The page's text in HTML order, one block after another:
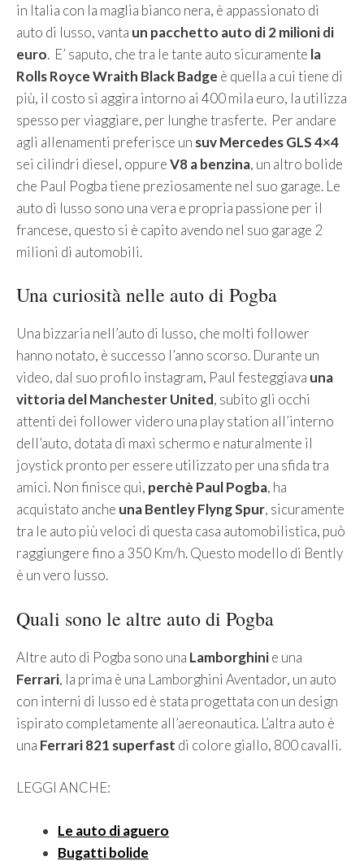
in Italia con la maglia bianco nera, è appassionato di
auto di lusso, vanta un pacchetto auto di 2 milioni di
euro. E’ saputo, che tra le tante auto sicuramente la
Rolls Royce Wraith Black Badge è quella a cui tiene di
più, il costo si aggira intorno ai 400 mila euro, la utilizza
spesso per viaggiare, per lunghe trasferte. Per andare
agli allenamenti preferisce un suv Mercedes GLS 4×4
sei cilindri diesel, oppureV8 a benzina, un altro bolide
che Paul Pogba tiene preziosamente nel suo garage. Le
auto di lusso sono una vera e propria passione per il
francese, questo si è capito avendo nel suo garage 2
milioni di automobili.
Una curiosità nelle auto di Pogba
Una bizzaria nell’auto di lusso, che molti follower
hanno notato, è successo l’anno scorso. Durante un
video, dal suo profilo instagram, Paul festeggiava una
vittoria del Manchester United, subito gli occhi
attenti dei follower videro una play station all’interno
dell’auto, dotata di maxi schermo e naturalmente il
joystick pronto per essere utilizzato per una sfida tra
amici. Non finisce qui, perchè Paul Pogba, ha
acquistato anche una Bentley Flyng Spur, sicuramente
tra le auto più veloci di questa casa automobilistica, può
raggiungere fino a 350 Km/h. Questo modello di Bently
è un vero lusso.
Quali sono le altre auto di Pogba
Altre auto di Pogba sono una Lamborghinie una
Ferrari, la prima è una Lamborghini Aventador, un auto
con interni di lusso ed è stata progettata con un design
ispirato completamente all’aereonautica. L’altra auto è
una Ferrari 821 superfast di colore giallo, 800 cavalli.
LEGGI ANCHE:
Le auto di aguero
Bugatti bolide